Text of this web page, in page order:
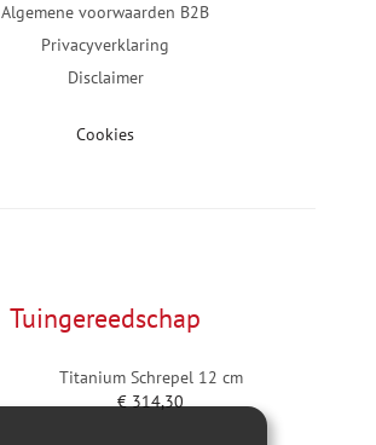
Algemene voorwaarden B2B
Privacyverklaring
Disclaimer
Cookies
Tuingereedschap
Titanium Schrepel 12 cm
€314,30